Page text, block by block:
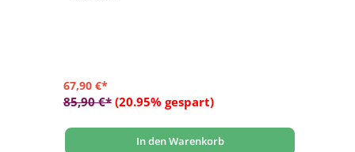
67,90 €*
85,90 €* (20.95% gespart)
In den Warenkorb